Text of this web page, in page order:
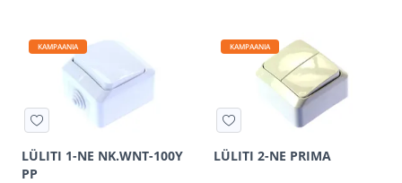
KAMPAANIA
LÜLITI 1-NE NK.WNT-100Y
PP
KAMPAANIA
LÜLITI 2-NE PRIMA